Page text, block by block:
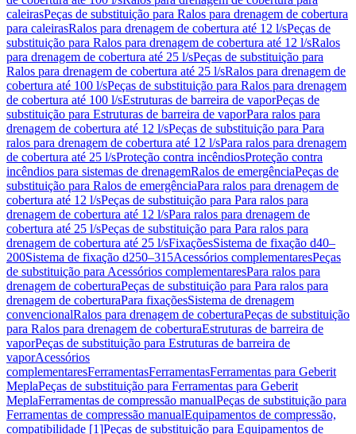
caleirasPeças de substituição para Ralos para drenagem de cobertura
para caleirasRalos para drenagem de cobertura até 12 l/sPeças de
substituição para Ralos para drenagem de cobertura até 12 l/sRalos
para drenagem de cobertura até 25 l/sPeças de substituição para
Ralos para drenagem de cobertura até 25 l/sRalos para drenagem de
cobertura até 100 l/sPeças de substituição para Ralos para drenagem
de cobertura até 100 l/sEstruturas de barreira de vaporPeças de
substituição para Estruturas de barreira de vaporPara ralos para
drenagem de cobertura até 12 l/sPeças de substituição para Para
ralos para drenagem de cobertura até 12 l/sPara ralos para drenagem
de cobertura até 25 l/sProteção contra incêndiosProteção contra
incêndios para sistemas de drenagemRalos de emergênciaPeças de
substituição para Ralos de emergênciaPara ralos para drenagem de
cobertura até 12 l/sPeças de substituição para Para ralos para
drenagem de cobertura até 12 l/sPara ralos para drenagem de
cobertura até 25 l/sPeças de substituição para Para ralos para
drenagem de cobertura até 25 l/sFixaçõesSistema de fixação d40–
200Sistema de fixação d250–315Acessórios complementaresPeças
de substituição para Acessórios complementaresPara ralos para
drenagem de coberturaPeças de substituição para Para ralos para
drenagem de coberturaPara fixaçõesSistema de drenagem
convencionalRalos para drenagem de coberturaPeças de substituição
para Ralos para drenagem de coberturaEstruturas de barreira de
vaporPeças de substituição para Estruturas de barreira de
vaporAcessórios
complementaresFerramentasFerramentasFerramentas para Geberit
MeplaPeças de substituição para Ferramentas para Geberit
MeplaFerramentas de compressão manualPeças de substituição para
Ferramentas de compressão manualEquipamentos de compressão,
compatibilidade [1]Peças de substituição para Equipamentos de